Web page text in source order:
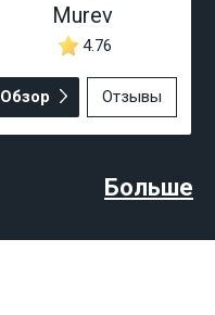
Murev
4.76
Обзор Отзывы
Больше